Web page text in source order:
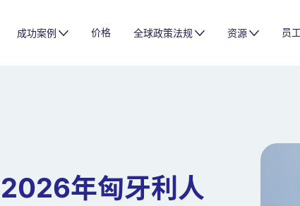
成功案例 价格 全球政策法规 资源 员
年匈牙利人